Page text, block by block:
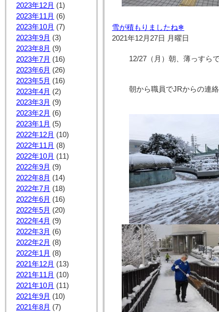
2023年12月 (1)
2023年11月 (6)
2023年10月 (7)
2023年9月 (3)
2023年8月 (9)
2023年7月 (16)
2023年6月 (26)
2023年5月 (16)
2023年4月 (2)
2023年3月 (9)
2023年2月 (6)
2023年1月 (5)
2022年12月 (10)
2022年11月 (8)
2022年10月 (11)
2022年9月 (9)
2022年8月 (14)
2022年7月 (18)
2022年6月 (16)
2022年5月 (20)
2022年4月 (9)
2022年3月 (6)
2022年2月 (8)
2022年1月 (8)
2021年12月 (13)
2021年11月 (10)
2021年10月 (11)
2021年9月 (10)
2021年8月 (7)
雪が積もりましたね❄
2021年12月27日 月曜日
12/27（月）朝、薄っすら
朝から職員でJRからの連